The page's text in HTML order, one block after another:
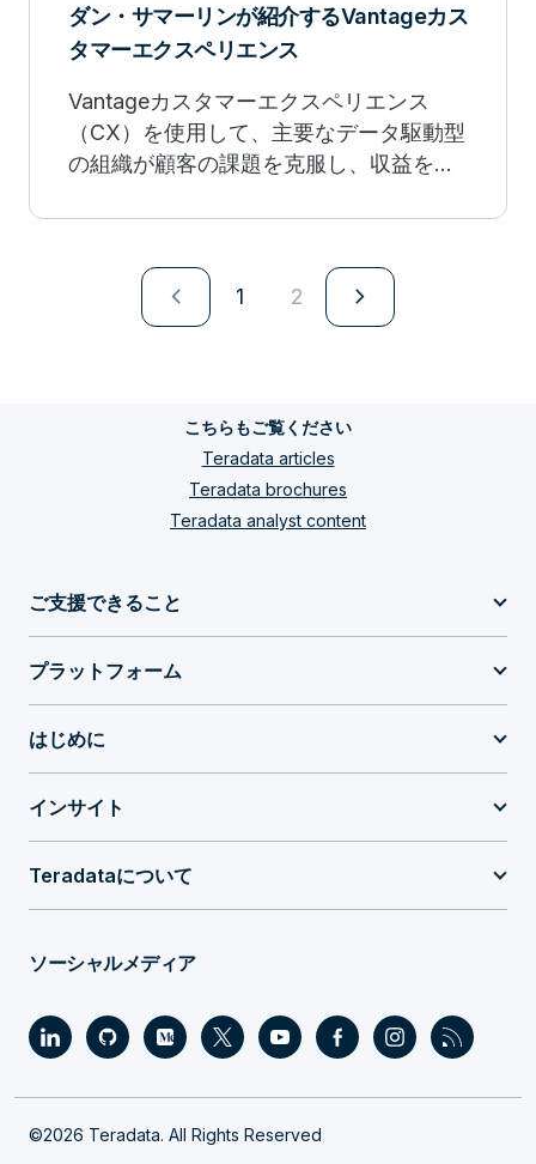
ダン・サマーリンが紹介するVantageカス
タマーエクスペリエンス
Vantageカスタマーエクスペリエンス
（CX）を使用して、主要なデータ駆動型
の組織が顧客の課題を克服し、収益を増
る、画期的なビジネス成果を推進する方
navigate_next 1 2 navigate_next
こちらもご覧ください
Teradata articles
Teradata brochures
Teradata analyst content
ご支援できること
プラットフォーム
はじめに
インサイト
Teradataについて
ソーシャルメディア
©2026 Teradata. All Rights Reserved